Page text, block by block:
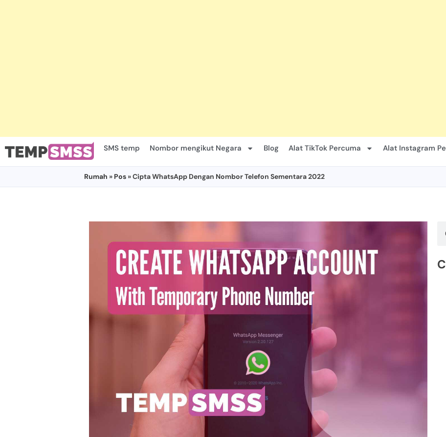
SMS temp Nombor mengikut Negara Blog Alat TikTok Percuma Alat Instagram
Rumah » Pos » Cipta WhatsApp Dengan Nombor Telefon Sementara 2022